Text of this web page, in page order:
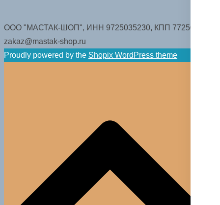
ООО "МАСТАК-ШОП", ИНН 9725035230, КПП 772501001.
zakaz@mastak-shop.ru
Proudly powered by the Shopix WordPress theme